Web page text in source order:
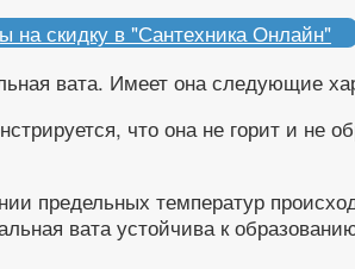
на скидку в "Сантехника Онлайн"
вата. Имеет она следующие
что она не горит и не
предельных температур
вата устойчива к